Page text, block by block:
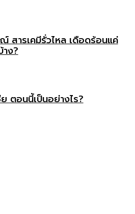
สารเคมีรั่วไหล เดือดร้อนแค่
าง?
ตอนนี้เป็นอย่างไร?